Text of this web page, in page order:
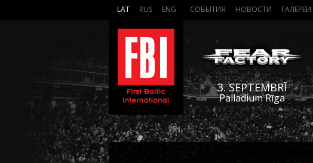
LAT RUS ENG СОБЫТИЯ НОВОСТИ ГАЛЕРЕИ
3. SEPTEMBRĪ
Palladium Rīga